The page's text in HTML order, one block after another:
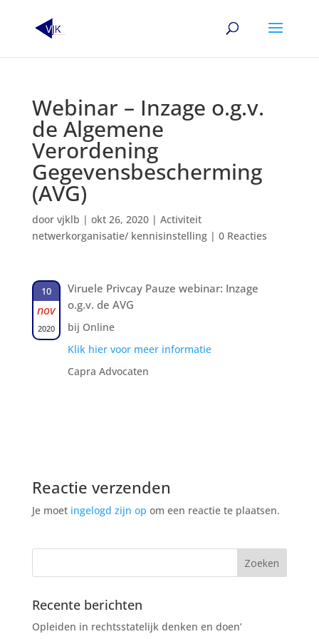
Webinar – Inzage o.g.v.
de Algemene
Verordening
Gegevensbescherming
(AVG)
door vjklb | okt 26, 2020| Activiteit
netwerkorganisatie/ kennisinstelling| 0 Reacties
10
nov
2020
Viruele Privcay Pauze webinar: Inzage
o.g.v. de AVG
bij Online
Klik hier voor meer informatie
Capra Advocaten
Reactie verzenden
Je moet ingelogd zijn op om een reactie te plaatsen.
Recente berichten
Opleiden in rechtsstatelijk denken en doen’